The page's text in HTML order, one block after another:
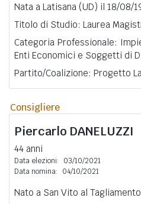
Nata a Latisana (UD) il 18/08/
Titolo di Studio: Laurea
Categoria Professionale:
Enti Economici e Soggetti di
Partito/Coalizione: Progetto
Consigliere
Piercarlo DANELUZZI
44 anni
Data elezioni:
03/10/2021
Data nomina:
04/10/2021
Nato a San Vito al